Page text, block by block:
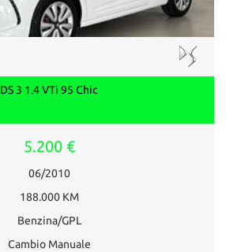
DS 3 1.4 VTi 95 Chic
5.200 €
06/2010
188.000 KM
Benzina/GPL
Cambio Manuale